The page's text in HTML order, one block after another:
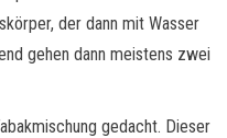
der dann mit Wasser
gehen dann meistens zwei
gedacht. Dieser